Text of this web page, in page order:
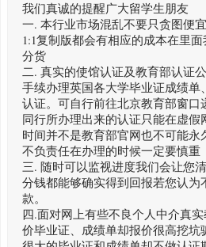
我们真诚的提醒广大留学生朋友
一. 本行业市场混乱不要只贪图便
1:1复制版都会有相应的成本在里
分货
二. 真实的使馆认证及教育部认证
手续办理英国各大学毕业证成绩单
认证。可自行前往北京教育部窗口
同行所办理出来的认证只能在虚假
时间并不是教育部官网也不可能永
不负责任在办理的时候一定要慎重
三. 随时可以监视进度我们会让您
分钱都能够确实得到回报若您认为
款。
四.面对网上有些不良个人中介真
价毕业证、成绩单却报价很高挖坑